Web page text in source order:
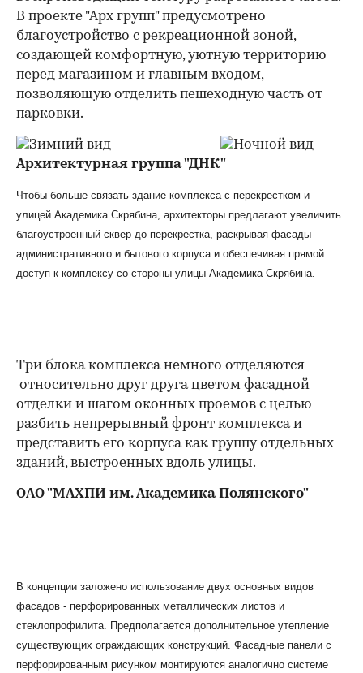
В проекте "Арх групп" предусмотрено
благоустройство с рекреационной зоной,
создающей комфортную, уютную территорию
перед магазином и главным входом,
позволяющую отделить пешеходную часть от
парковки.
Архитектурная группа "ДНК"
Чтобы больше связать здание комплекса с перекрестком и
улицей Академика Скрябина, архитекторы предлагают увеличить
благоустроенный сквер до перекрестка, раскрывая фасады
административного и бытового корпуса и обеспечивая прямой
доступ к комплексу со стороны улицы Академика Скрябина.
Три блока комплекса немного отделяются
относительно друг друга цветом фасадной
отделки и шагом оконных проемов с целью
разбить непрерывный фронт комплекса и
представить его корпуса как группу отдельных
зданий, выстроенных вдоль улицы.
ОАО "МАХПИ им. Академика Полянского"
В концепции заложено использование двух основных видов
фасадов - перфорированных металлических листов и
стеклопрофилита. Предполагается дополнительное утепление
существующих ограждающих конструкций. Фасадные панели с
перфорированным рисунком монтируются аналогично системе